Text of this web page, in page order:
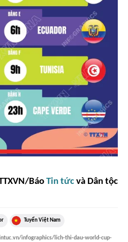
Báo Tin tức và Dân tộc
Tuyển Việt Nam
infographics/lich-thi-dau-world-cup-